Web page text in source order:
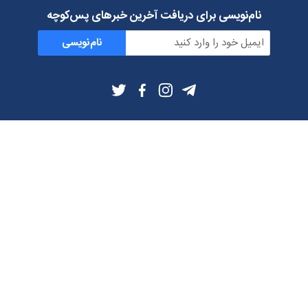
نام‌نویسی برای دریافت آخرین خبرهای پس‌کوچه
نام‌نویسی